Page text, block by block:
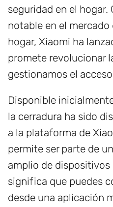
seguridad en el
notable en el
hogar, Xiaomi ha
promete revolucionar
gestionamos el
Disponible
la cerradura ha sido
a la plataforma de
permite ser parte de
amplio de
significa que puedes
desde una aplicación